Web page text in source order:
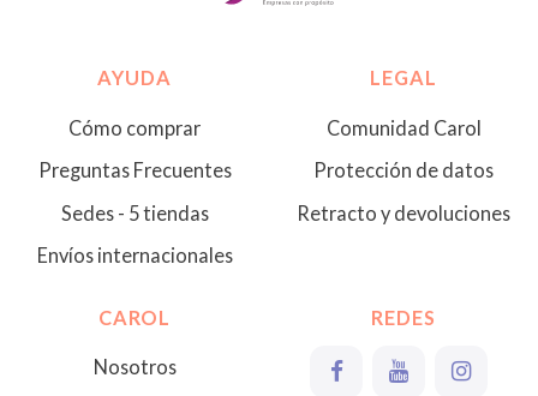
AYUDA
Cómo comprar
Preguntas Frecuentes
Sedes - 5 tiendas
Envíos internacionales
LEGAL
Comunidad Carol
Protección de datos
Retracto y devoluciones
CAROL
Nosotros
REDES